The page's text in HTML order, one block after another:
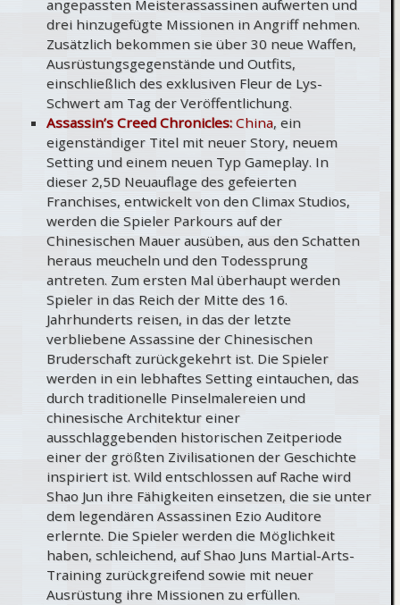
angepassten Meisterassassinen aufwerten und
drei hinzugefügte Missionen in Angriff nehmen.
Zusätzlich bekommen sie über 30 neue Waffen,
Ausrüstungsgegenstände und Outfits,
einschließlich des exklusiven Fleur de Lys-
Schwert am Tag der Veröffentlichung.
Assassin’s Creed Chronicles:China, ein
eigenständiger Titel mit neuer Story, neuem
Setting und einem neuen Typ Gameplay. In
dieser 2,5D Neuauflage des gefeierten
Franchises, entwickelt von den Climax Studios,
werden die Spieler Parkours auf der
Chinesischen Mauer ausüben, aus den Schatten
heraus meucheln und den Todessprung
antreten. Zum ersten Mal überhaupt werden
Spieler in das Reich der Mitte des 16.
Jahrhunderts reisen, in das der letzte
verbliebene Assassine der Chinesischen
Bruderschaft zurückgekehrt ist. Die Spieler
werden in ein lebhaftes Setting eintauchen, das
durch traditionelle Pinselmalereien und
chinesische Architektur einer
ausschlaggebenden historischen Zeitperiode
einer der größten Zivilisationen der Geschichte
inspiriert ist. Wild entschlossen auf Rache wird
Shao Jun ihre Fähigkeiten einsetzen, die sie unter
dem legendären Assassinen Ezio Auditore
erlernte. Die Spieler werden die Möglichkeit
haben, schleichend, auf Shao Juns Martial-Arts-
Training zurückgreifend sowie mit neuer
Ausrüstung ihre Missionen zu erfüllen.